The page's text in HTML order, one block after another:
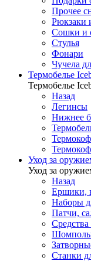
Прочее
Рюкзаки
Сошки и
Стулья
Фонари
Чучела
Термобелье
Термобелье
Назад
Легинсы
Нижнее
Уход за
Уход за
Назад
Ершики,
Наборы
Патчи,
Станки